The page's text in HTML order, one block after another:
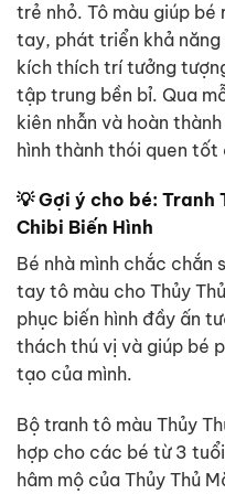
trẻ nhỏ. Tô màu giúp bé
tay, phát triển khả
kích thích trí tưởng
tập trung bền bỉ. Qua
kiên nhẫn và hoàn
hình thành thói quen tốt
💡 Gợi ý cho bé: Tranh
Chibi Biến Hình
Bé nhà mình chắc
tay tô màu cho Thủy
phục biến hình đầy ấn
thách thú vị và giúp bé
tạo của mình.
Bộ tranh tô màu Thủy
hợp cho các bé từ 3
hâm mộ của Thủy Thủ